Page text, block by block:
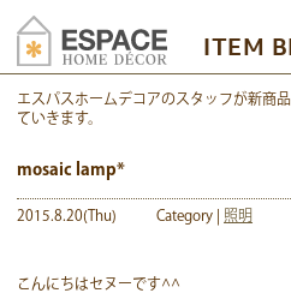
ITEM
エスパスホームデコアのスタッフが新商
ていきます。
mosaic lamp*
2015.8.20(Thu) Category | 照明
こんにちはセヌーです^^